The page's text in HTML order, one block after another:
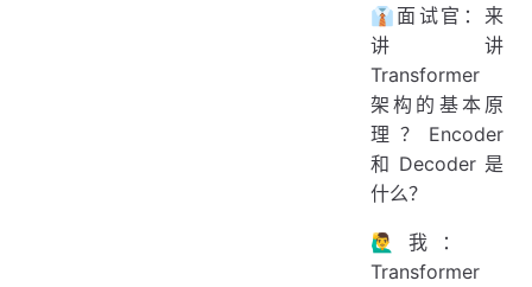
👔面试官：来
讲讲
Transformer
架构的基本原
理？Encoder
和 Decoder 是
什么？
🙋‍♂️我：
Transformer